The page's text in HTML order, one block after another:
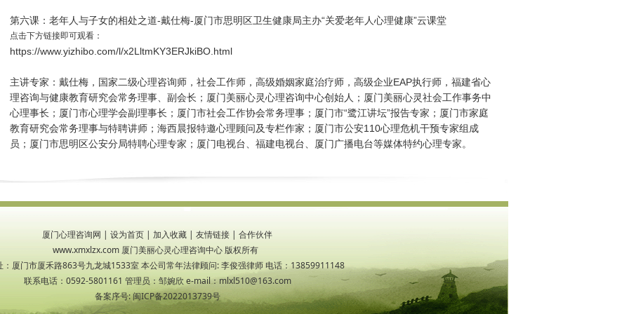
第六课：老年人与子女的相处之道-戴仕梅-厦门市思明区卫生健康局主办“关爱老年人心理健康”云课堂
点击下方链接即可观看：
https://www.yizhibo.com/l/x2LltmKY3ERJkiBO.html
主讲专家：戴仕梅，国家二级心理咨询师，社会工作师，高级婚姻家庭治疗师，高级企业EAP执行师，福建省心
理咨询与健康教育研究会常务理事、副会长；厦门美丽心灵心理咨询中心创始人；厦门美丽心灵社会工作事务中
心理事长；厦门市心理学会副理事长；厦门市社会工作协会常务理事；厦门市“鹭江讲坛”报告专家；厦门市家庭
教育研究会常务理事与特聘讲师；海西晨报特邀心理顾问及专栏作家；厦门市公安110心理危机干预专家组成
员；厦门市思明区公安分局特聘心理专家；厦门电视台、福建电视台、厦门广播电台等媒体特约心理专家。
厦门心理咨询网 | 设为首页 | 加入收藏 | 友情链接 | 合作伙伴
www.xmxlzx.com 厦门美丽心灵心理咨询中心 版权所有
：厦门市厦禾路863号九龙城1533室 本公司常年法律顾问: 李俊强律师 电话：13859911148
联系电话：0592-5801161 管理员：邹婉欣 e-mail：mlxl510@163.com
备案序号:闽ICP备2022013739号